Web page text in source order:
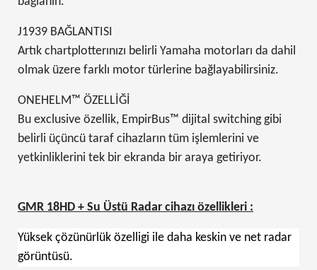
J1939 BAĞLANTISI
Artık chartplotterınızı belirli Yamaha motorları da dahil
olmak üzere farklı motor türlerine bağlayabilirsiniz.
ONEHELM™ ÖZELLİĞİ
Bu exclusive özellik, EmpirBus™ dijital switching gibi
belirli üçüncü taraf cihazların tüm işlemlerini ve
yetkinliklerini tek bir ekranda bir araya getiriyor.
GMR 18HD + Su Üstü Radar cihazı özellikleri :
Yüksek çözünürlük özelligi ile daha keskin ve net radar
görüntüsü.